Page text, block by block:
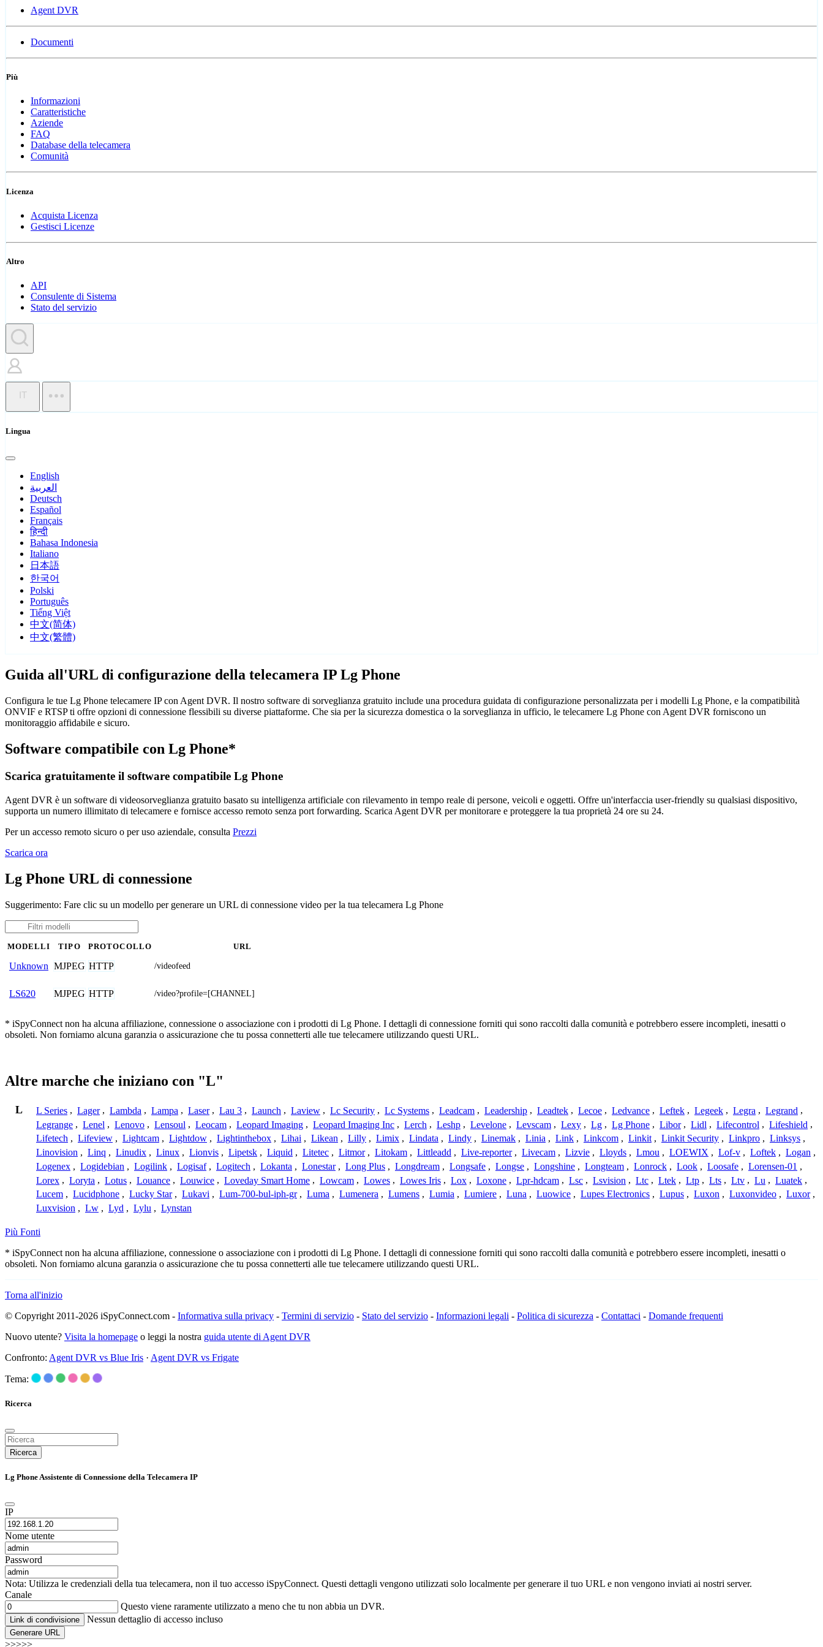
Agent DVR
Documenti
Più
Informazioni
Caratteristiche
Aziende
FAQ
Database della telecamera
Comunità
Licenza
Acquista Licenza
Gestisci Licenze
Altro
API
Consulente di Sistema
Stato del servizio
IT
Lingua
English
العربية
Deutsch
Español
Français
हिन्दी
Bahasa Indonesia
Italiano
日本語
한국어
Polski
Português
Tiếng Việt
中文(简体)
中文(繁體)
Guida all'URL di configurazione della telecamera IP Lg Phone
Configura le tue Lg Phone telecamere IP con Agent DVR. Il nostro software di sorveglianza gratuito include una procedura guidata di configurazione personalizzata per i modelli Lg Phone, e la compatibilità
ONVIF e RTSP ti offre opzioni di connessione flessibili su diverse piattaforme. Che sia per la sicurezza domestica o la sorveglianza in ufficio, le telecamere Lg Phone con Agent DVR forniscono un
monitoraggio affidabile e sicuro.
Software compatibile con Lg Phone*
Scarica gratuitamente il software compatibile Lg Phone
Agent DVR è un software di videosorveglianza gratuito basato su intelligenza artificiale con rilevamento in tempo reale di persone, veicoli e oggetti. Offre un'interfaccia user-friendly su qualsiasi dispositivo,
supporta un numero illimitato di telecamere e fornisce accesso remoto senza port forwarding. Scarica Agent DVR per monitorare e proteggere la tua proprietà 24 ore su 24.
Per un accesso remoto sicuro o per uso aziendale, consulta Prezzi
Scarica ora
Lg Phone URL di connessione
Suggerimento: Fare clic su un modello per generare un URL di connessione video per la tua telecamera Lg Phone
MODELLI TIPO PROTOCOLLO URL
Unknown MJPEG HTTP /videofeed
LS620 MJPEG HTTP /video?profile=[CHANNEL]
* iSpyConnect non ha alcuna affiliazione, connessione o associazione con i prodotti di Lg Phone. I dettagli di connessione forniti qui sono raccolti dalla comunità e potrebbero essere incompleti, inesatti o
obsoleti. Non forniamo alcuna garanzia o assicurazione che tu possa connetterti alle tue telecamere utilizzando questi URL.
Altre marche che iniziano con "L"
L L Series , Lager , Lambda , Lampa , Laser , Lau 3 , Launch , Laview , Lc Security , Lc Systems , Leadcam , Leadership , Leadtek , Lecoe , Ledvance , Leftek , Legeek , Legra , Legrand ,
Legrange , Lenel , Lenovo , Lensoul , Leocam , Leopard Imaging , Leopard Imaging Inc , Lerch , Leshp , Levelone , Levscam , Lexy , Lg , Lg Phone , Libor , Lidl , Lifecontrol , Lifeshield ,
Lifetech , Lifeview , Lightcam , Lightdow , Lightinthebox , Lihai , Likean , Lilly , Limix , Lindata , Lindy , Linemak , Linia , Link , Linkcom , Linkit , Linkit Security , Linkpro , Linksys ,
Linovision , Linq , Linudix , Linux , Lionvis , Lipetsk , Liquid , Litetec , Litmor , Litokam , Littleadd , Live-reporter , Livecam , Lizvie , Lloyds , Lmou , LOEWIX , Lof-v , Loftek , Logan ,
Logenex , Logidebian , Logilink , Logisaf , Logitech , Lokanta , Lonestar , Long Plus , Longdream , Longsafe , Longse , Longshine , Longteam , Lonrock , Look , Loosafe , Lorensen-01 ,
Lorex , Loryta , Lotus , Louance , Louwice , Loveday Smart Home , Lowcam , Lowes , Lowes Iris , Lox , Loxone , Lpr-hdcam , Lsc , Lsvision , Ltc , Ltek , Ltp , Lts , Ltv , Lu , Luatek ,
Lucem , Lucidphone , Lucky Star , Lukavi , Lum-700-bul-iph-gr , Luma , Lumenera , Lumens , Lumia , Lumiere , Luna , Luowice , Lupes Electronics , Lupus , Luxon , Luxonvideo , Luxor ,
Luxvision , Lw , Lyd , Lylu , Lynstan
Più Fonti
* iSpyConnect non ha alcuna affiliazione, connessione o associazione con i prodotti di Lg Phone. I dettagli di connessione forniti qui sono raccolti dalla comunità e potrebbero essere incompleti, inesatti o
obsoleti. Non forniamo alcuna garanzia o assicurazione che tu possa connetterti alle tue telecamere utilizzando questi URL.
Torna all'inizio
© Copyright 2011-2026 iSpyConnect.com - Informativa sulla privacy - Termini di servizio - Stato del servizio - Informazioni legali - Politica di sicurezza - Contattaci - Domande frequenti
Nuovo utente? Visita la homepage o leggi la nostra guida utente di Agent DVR
Confronto: Agent DVR vs Blue Iris · Agent DVR vs Frigate
Tema:
Ricerca
Ricerca
Lg Phone Assistente di Connessione della Telecamera IP
IP
Nome utente
Password
Nota: Utilizza le credenziali della tua telecamera, non il tuo accesso iSpyConnect. Questi dettagli vengono utilizzati solo localmente per generare il tuo URL e non vengono inviati ai nostri server.
Canale
Questo viene raramente utilizzato a meno che tu non abbia un DVR.
Link di condivisione Nessun dettaglio di accesso incluso
Generare URL
>>>>>